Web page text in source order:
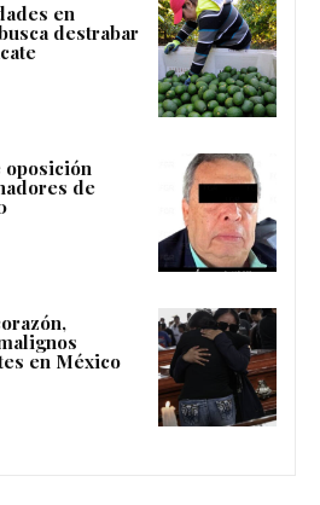
en
destrabar
oposición
de
en México